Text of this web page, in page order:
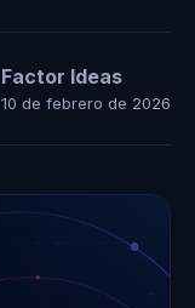
Factor Ideas
10 de febrero de 2026